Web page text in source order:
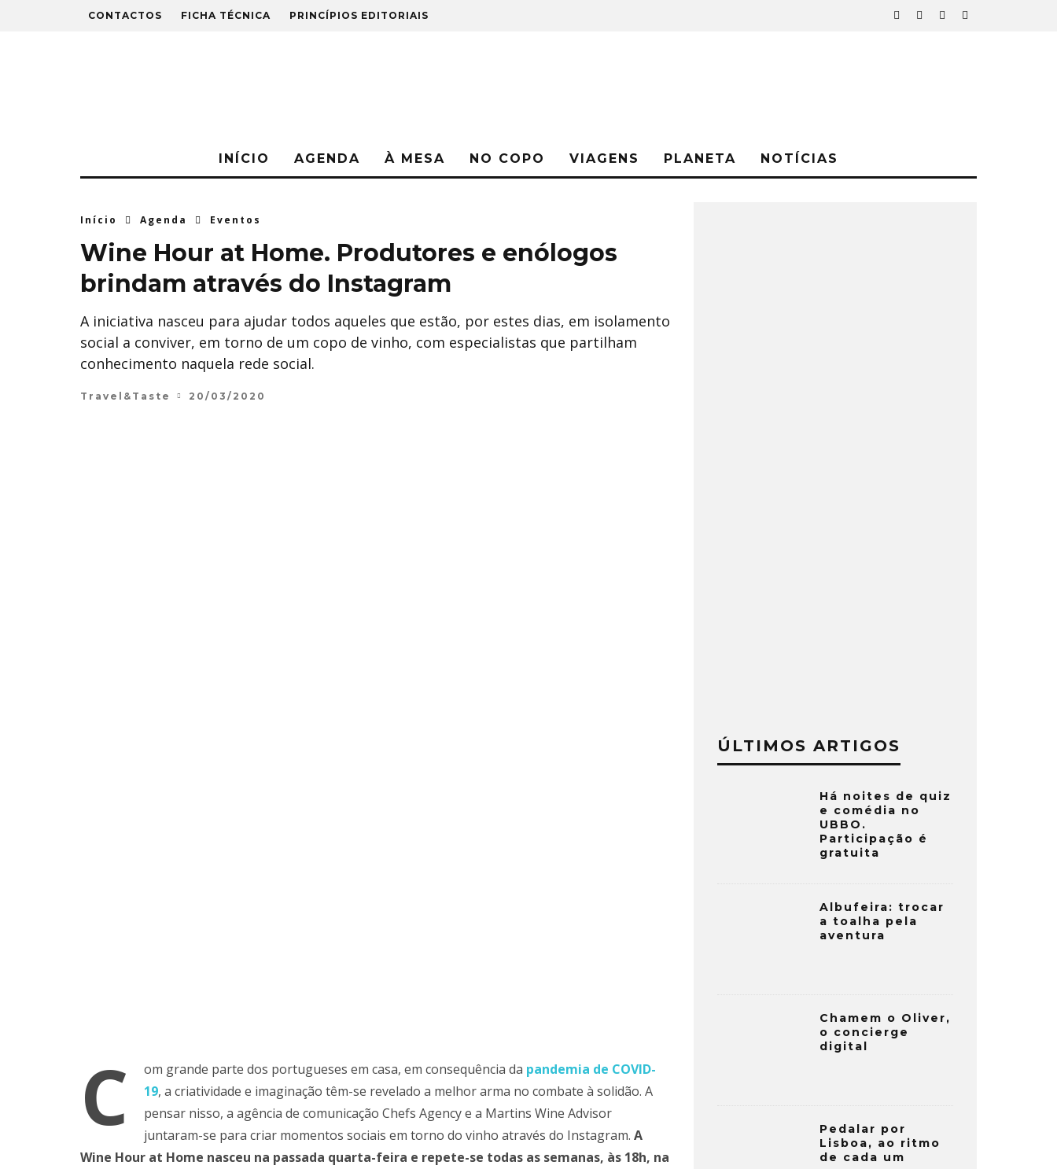
CONTACTOS FICHA TÉCNICA PRINCÍPIOS EDITORIAIS
INÍCIO AGENDA À MESA NO COPO VIAGENS PLANETA NOTÍCIAS
Início Agenda Eventos
Wine Hour at Home. Produtores e enólogos
brindam através do Instagram
A iniciativa nasceu para ajudar todos aqueles que estão, por estes dias, em isolamento
social a conviver, em torno de um copo de vinho, com especialistas que partilham
conhecimento naquela rede social.
Travel&Taste 20/03/2020
C om grande parte dos portugueses em casa, em consequência da pandemia de COVID-
19, a criatividade e imaginação têm-se revelado a melhor arma no combate à solidão. A
pensar nisso, a agência de comunicação Chefs Agency e a Martins Wine Advisor
juntaram-se para criar momentos sociais em torno do vinho através do Instagram. A
Wine Hour at Home nasceu na passada quarta-feira e repete-se todas as semanas, às 18h, na
ÚLTIMOS ARTIGOS
Há noites de quiz
e comédia no
UBBO.
Participação é
gratuita
Albufeira: trocar
a toalha pela
aventura
Chamem o Oliver,
o concierge
digital
Pedalar por
Lisboa, ao ritmo
de cada um